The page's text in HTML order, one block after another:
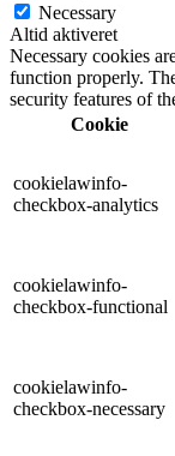
Necessary
Altid aktiveret
Necessary cookies
function properly.
security features of
Cookie
cookielawinfo-
checkbox-analytics
cookielawinfo-
checkbox-functional
cookielawinfo-
checkbox-necessary